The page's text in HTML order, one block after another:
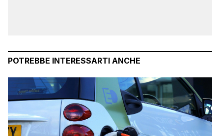
POTREBBE INTERESSARTI ANCHE